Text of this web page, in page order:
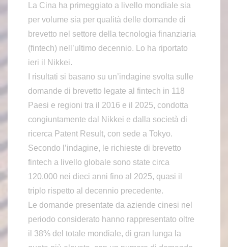
La Cina ha primeggiato a livello mondiale sia
per volume sia per qualità delle domande di
brevetto nel settore della tecnologia finanziaria
(fintech) nell’ultimo decennio. Lo ha riportato
ieri il Nikkei.
I risultati si basano su un’indagine svolta sulle
domande di brevetto legate al fintech in 118
Paesi e regioni tra il 2016 e il 2025, condotta
congiuntamente dal Nikkei e dalla società di
ricerca Patent Result, con sede a Tokyo.
Secondo l’indagine, le richieste di brevetto
fintech a livello globale sono state circa
120.000 nei dieci anni fino al 2025, quasi il
triplo rispetto al decennio precedente.
Le domande presentate da aziende cinesi nel
periodo considerato hanno rappresentato oltre
il 38% del totale mondiale, di gran lunga la